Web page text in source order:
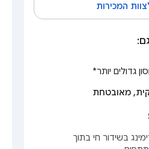
המכירות
גדולים יותר*
מאובטחת
בשידור חי בתוך